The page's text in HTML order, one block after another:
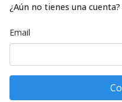
¿Aún no tienes una cuenta?
Email